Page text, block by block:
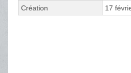
Création
17